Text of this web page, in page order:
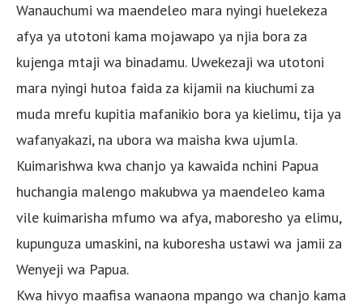
Wanauchumi wa maendeleo mara nyingi huelekeza
afya ya utotoni kama mojawapo ya njia bora za
kujenga mtaji wa binadamu. Uwekezaji wa utotoni
mara nyingi hutoa faida za kijamii na kiuchumi za
muda mrefu kupitia mafanikio bora ya kielimu, tija ya
wafanyakazi, na ubora wa maisha kwa ujumla.
Kuimarishwa kwa chanjo ya kawaida nchini Papua
huchangia malengo makubwa ya maendeleo kama
vile kuimarisha mfumo wa afya, maboresho ya elimu,
kupunguza umaskini, na kuboresha ustawi wa jamii za
Wenyeji wa Papua.
Kwa hivyo maafisa wanaona mpango wa chanjo kama